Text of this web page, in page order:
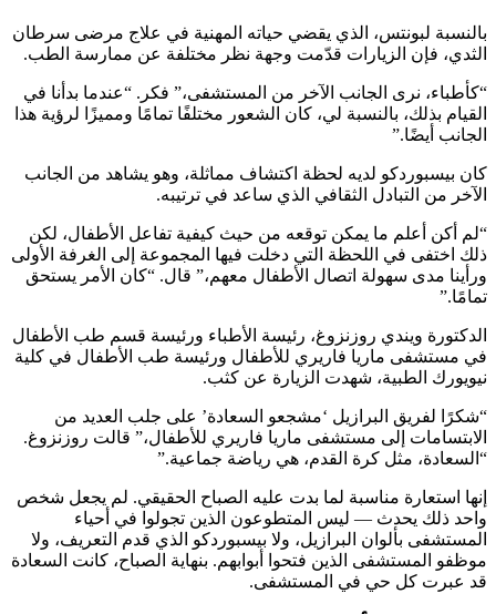
بالنسبة لبونتس، الذي يقضي حياته المهنية في علاج مرضى سرطان
الثدي، فإن الزيارات قدّمت وجهة نظر مختلفة عن ممارسة الطب.
“كأطباء، نرى الجانب الآخر من المستشفى،” فكر. “عندما بدأنا في
القيام بذلك، بالنسبة لي، كان الشعور مختلفًا تمامًا ومميزًا لرؤية هذا
الجانب أيضًا.”
كان بيسبوردكو لديه لحظة اكتشاف مماثلة، وهو يشاهد من الجانب
الآخر من التبادل الثقافي الذي ساعد في ترتيبه.
“لم أكن أعلم ما يمكن توقعه من حيث كيفية تفاعل الأطفال، لكن
ذلك اختفى في اللحظة التي دخلت فيها المجموعة إلى الغرفة الأولى
ورأينا مدى سهولة اتصال الأطفال معهم،” قال. “كان الأمر يستحق
تمامًا.”
الدكتورة ويندي روزنزوغ، رئيسة الأطباء ورئيسة قسم طب الأطفال
في مستشفى ماريا فاريري للأطفال ورئيسة طب الأطفال في كلية
نيويورك الطبية، شهدت الزيارة عن كثب.
“شكرًا لفريق البرازيل ‘مشجعو السعادة’ على جلب العديد من
الابتسامات إلى مستشفى ماريا فاريري للأطفال،” قالت روزنزوغ.
“السعادة، مثل كرة القدم، هي رياضة جماعية.”
إنها استعارة مناسبة لما بدت عليه الصباح الحقيقي. لم يجعل شخص
واحد ذلك يحدث — ليس المتطوعون الذين تجولوا في أحياء
المستشفى بألوان البرازيل، ولا بيسبوردكو الذي قدم التعريف، ولا
موظفو المستشفى الذين فتحوا أبوابهم. بنهاية الصباح، كانت السعادة
قد عبرت كل حي في المستشفى.